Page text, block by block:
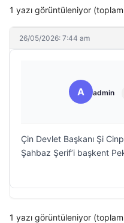
1 yazı görüntüleniyor
26/05/2026: 7:44 am
A admin
Çin Devlet Başkanı Şi
Şahbaz Şerif’i başkent
1 yazı görüntüleniyor